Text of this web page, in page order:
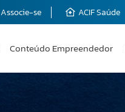
Associe-se ACIF Saúde
Conteúdo Empreendedor